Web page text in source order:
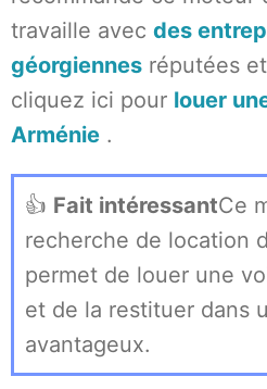
travaille avec des
géorgiennes réputées
cliquez ici pour louer
Arménie .
👍 Fait intéressantCe
recherche de location
permet de louer une
et de la restituer dans
avantageux.